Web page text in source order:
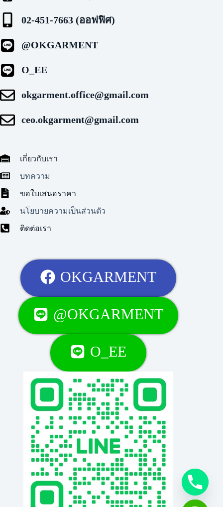
02-451-7663 (ออฟฟิศ)
@OKGARMENT
O_EE
okgarment.office@gmail.com
ceo.okgarment@gmail.com
เกี่ยวกับเรา
บทความ
ขอใบเสนอราคา
นโยบายความเป็นส่วนตัว
ติดต่อเรา
OKGARMENT
@OKGARMENT
O_EE